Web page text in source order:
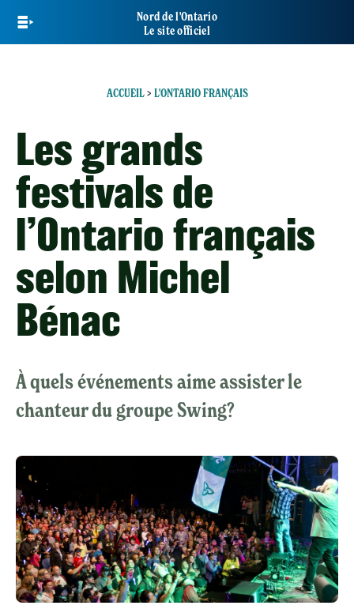
main
Nord de l'Ontario
Le site officiel
ACCUEIL> L'ONTARIO FRANÇAIS
Les grands
festivals de
l’Ontario français
selon Michel
Bénac
À quels événements aime assister le
chanteur du groupe Swing?